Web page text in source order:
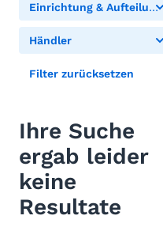
Einrichtung & Aufteilung
Händler
Filter zurücksetzen
Ihre Suche
ergab leider
keine
Resultate